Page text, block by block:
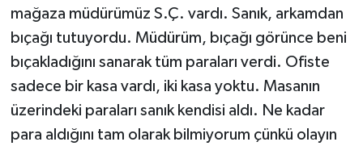
mağaza müdürümüz S.Ç. vardı. Sanık, arkamdan
bıçağı tutuyordu. Müdürüm, bıçağı görünce beni
bıçakladığını sanarak tüm paraları verdi. Ofiste
sadece bir kasa vardı, iki kasa yoktu. Masanın
üzerindeki paraları sanık kendisi aldı. Ne kadar
para aldığını tam olarak bilmiyorum çünkü olayın